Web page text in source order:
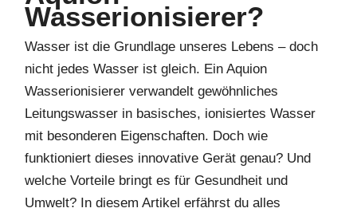
0
2
5
Wasserionisierer?
Wasser ist die Grundlage unseres Lebens – doch
nicht jedes Wasser ist gleich. Ein Aquion
Wasserionisierer verwandelt gewöhnliches
Leitungswasser in basisches, ionisiertes Wasser
mit besonderen Eigenschaften. Doch wie
funktioniert dieses innovative Gerät genau? Und
welche Vorteile bringt es für Gesundheit und
Umwelt? In diesem Artikel erfährst du alles